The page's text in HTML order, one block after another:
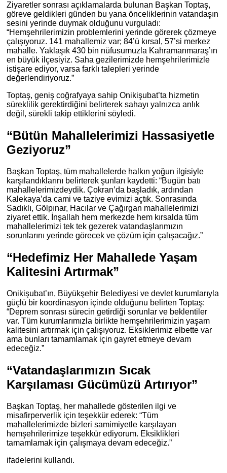
Ziyaretler sonrası açıklamalarda bulunan Başkan Toptaş,
göreve geldikleri günden bu yana önceliklerinin vatandaşın
sesini yerinde duymak olduğunu vurguladı:
“Hemşehrilerimizin problemlerini yerinde görerek çözmeye
çalışıyoruz. 141 mahallemiz var; 84’ü kırsal, 57’si merkez
mahalle. Yaklaşık 430 bin nüfusumuzla Kahramanmaraş’ın
en büyük ilçesiyiz. Saha gezilerimizde hemşehrilerimizle
istişare ediyor, varsa farklı talepleri yerinde
değerlendiriyoruz.”
Toptaş, geniş coğrafyaya sahip Onikişubat’ta hizmetin
süreklilik gerektirdiğini belirterek sahayı yalnızca anlık
değil, sürekli takip ettiklerini söyledi.
“Bütün Mahallelerimizi Hassasiyetle
Geziyoruz”
Başkan Toptaş, tüm mahallelerde halkın yoğun ilgisiyle
karşılandıklarını belirterek şunları kaydetti: “Bugün batı
mahallelerimizdeydik. Çokran’da başladık, ardından
Kalekaya’da cami ve taziye evimizi açtık. Sonrasında
Sadıklı, Gölpınar, Hacılar ve Çağırgan mahallelerimizi
ziyaret ettik. İnşallah hem merkezde hem kırsalda tüm
mahallelerimizi tek tek gezerek vatandaşlarımızın
sorunlarını yerinde görecek ve çözüm için çalışacağız.”
“Hedefimiz Her Mahallede Yaşam
Kalitesini Artırmak”
Onikişubat’ın, Büyükşehir Belediyesi ve devlet kurumlarıyla
güçlü bir koordinasyon içinde olduğunu belirten Toptaş:
“Deprem sonrası sürecin getirdiği sorunlar ve beklentiler
var. Tüm kurumlarımızla birlikte hemşehrilerimizin yaşam
kalitesini artırmak için çalışıyoruz. Eksiklerimiz elbette var
ama bunları tamamlamak için gayret etmeye devam
edeceğiz.”
“Vatandaşlarımızın Sıcak
Karşılaması Gücümüzü Artırıyor”
Başkan Toptaş, her mahallede gösterilen ilgi ve
misafirperverlik için teşekkür ederek: “Tüm
mahallelerimizde bizleri samimiyetle karşılayan
hemşehrilerimize teşekkür ediyorum. Eksiklikleri
tamamlamak için çalışmaya devam edeceğiz.”
ifadelerini kullandı.